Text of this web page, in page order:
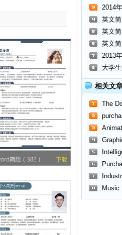
2014
英文
英文
英文
2013
人简历
大学
相关文
The
历
历
文简历
计师
购工
工程
Music
销英